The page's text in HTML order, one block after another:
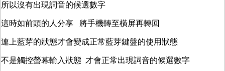
所以沒有出現詞音的候選數字
這時如前頭的人分享 將手機轉至橫屏再轉回
連上藍芽的狀態才會變成正常藍芽鍵盤的使用狀態
不是觸控螢幕輸入狀態 才會正常出現詞音的候選數字